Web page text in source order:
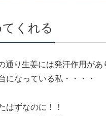
くれる
通り生姜には発汗作用が
になっている私・・・・
はずなのに！！